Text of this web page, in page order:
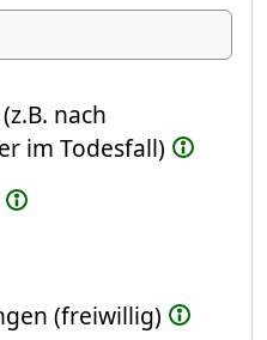
nach
im Todesfall)
(freiwillig)